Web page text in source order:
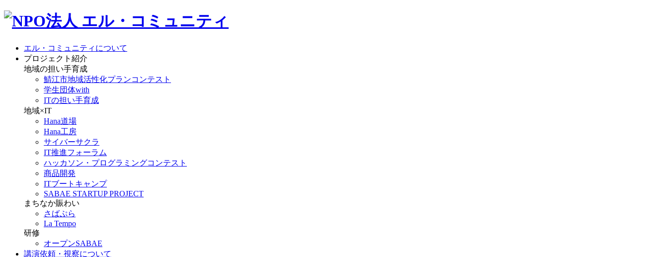
エル・コミュニティについて
プロジェクト紹介
地域の担い手育成
鯖江市地域活性化プランコンテスト
学生団体with
ITの担い手育成
地域×IT
Hana道場
Hana工房
サイバーサクラ
IT推進フォーラム
ハッカソン・プログラミングコンテスト
商品開発
ITブートキャンプ
SABAE STARTUP PROJECT
まちなか賑わい
さばぷら
La Tempo
研修
オープンSABAE
講演依頼・視察について